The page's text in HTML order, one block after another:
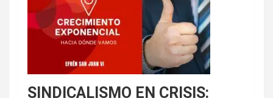
SINDICALISMO EN CRISIS: